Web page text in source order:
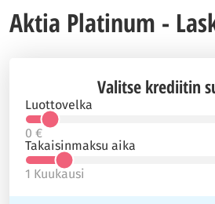
Aktia Platinum -
Valitse krediitin
Luottovelka
0 €
Takaisinmaksu aika
1 Kuukausi